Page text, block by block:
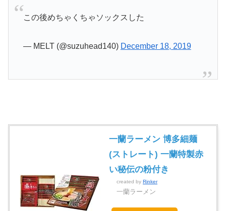
この後めちゃくちゃソックスした
— MELT (@suzuhead140) December 18, 2019
一蘭ラーメン 博多細麺
(ストレート) 一蘭特製赤
い秘伝の粉付き
created by Rinker
一蘭ラーメン